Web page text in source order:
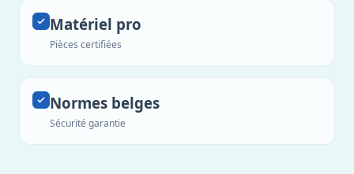
Matériel pro
Pièces certifiées
Normes belges
Sécurité garantie